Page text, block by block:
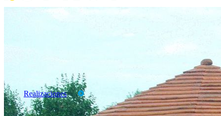
Marcas
Realizaciones
CATALOGOS
TARIFAS